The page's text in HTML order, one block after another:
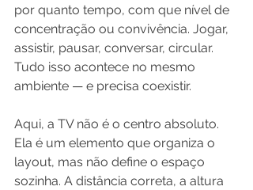
por quanto tempo, com que nível de
concentração ou convivência. Jogar,
assistir, pausar, conversar, circular.
Tudo isso acontece no mesmo
ambiente — e precisa coexistir.
Aqui, a TV não é o centro absoluto.
Ela é um elemento que organiza o
layout, mas não define o espaço
sozinha. A distância correta, a altura